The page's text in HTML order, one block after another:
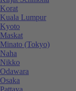
Korat
Kuala Lumpur
Kyoto
Maskat
Minato (Tokyo)
Naha
Nikko
Odawara
Osaka
Pattaya